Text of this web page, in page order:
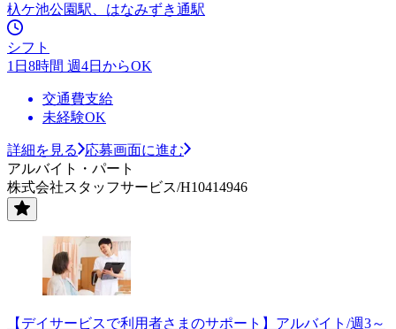
杁ケ池公園駅、はなみずき通駅
シフト
1日8時間 週4日からOK
交通費支給
未経験OK
詳細を見る
応募画面に進む
アルバイト・パート
株式会社スタッフサービス/H10414946
【デイサービスで利用者さまのサポート】アルバイト/週3～